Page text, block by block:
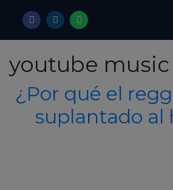
youtube music
¿Por qué el
suplantado al